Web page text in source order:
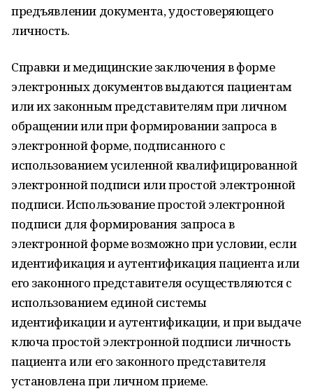
предъявлении документа, удостоверяющего
личность.
Справки и медицинские заключения в форме
электронных документов выдаются пациентам
или их законным представителям при личном
обращении или при формировании запроса в
электронной форме, подписанного с
использованием усиленной квалифицированной
электронной подписи или простой электронной
подписи. Использование простой электронной
подписи для формирования запроса в
электронной форме возможно при условии, если
идентификация и аутентификация пациента или
его законного представителя осуществляются с
использованием единой системы
идентификации и аутентификации, и при выдаче
ключа простой электронной подписи личность
пациента или его законного представителя
установлена при личном приеме.